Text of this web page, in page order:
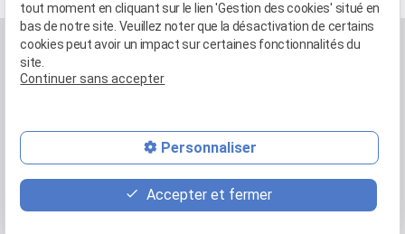
01 88 24 54 11
tout moment en cliquant sur le lien 'Gestion des cookies' situé en
bas de notre site. Veuillez noter que la désactivation de certains
cookies peut avoir un impact sur certaines fonctionnalités du
site.
Continuer sans accepter
Personnaliser
Accepter et fermer